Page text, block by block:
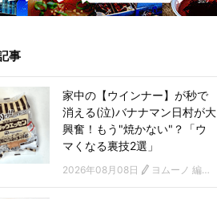
事
家中の【ウインナー】が秒で
消える(泣)バナナマン日村が大
興奮！もう"焼かない"？「ウ
マくなる裏技2選」
2026年08月08日 ヨムーノ 編集部